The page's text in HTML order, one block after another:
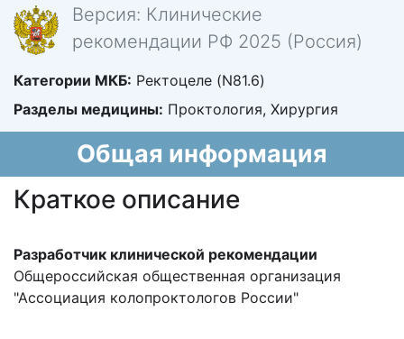
Версия: Клинические
рекомендации РФ 2025 (Россия)
Категории МКБ: Ректоцеле (N81.6)
Разделы медицины: Проктология, Хирургия
Общая информация
Краткое описание
Разработчик клинической рекомендации
Общероссийская общественная организация
"Ассоциация колопроктологов России"